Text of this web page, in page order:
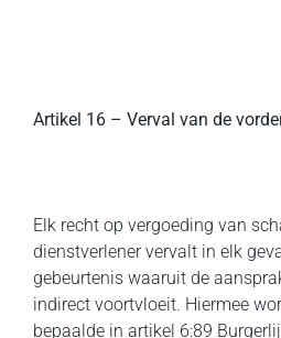
Artikel 16 – Verval van de
Elk recht op vergoeding van
dienstverlener vervalt in elk
gebeurtenis waaruit de
indirect voortvloeit. Hiermee
bepaalde in artikel 6:89